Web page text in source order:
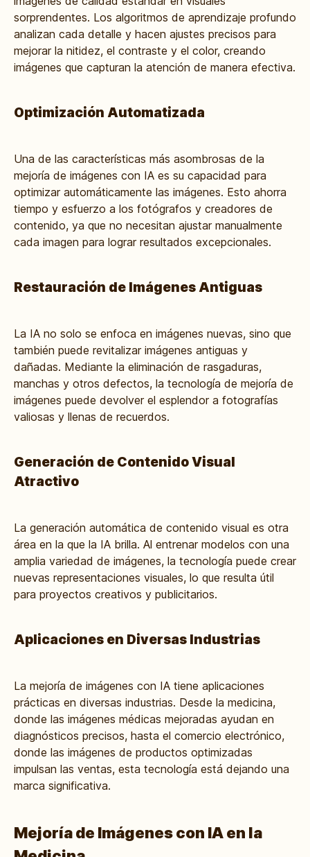
sorprendentes. Los algoritmos de aprendizaje profundo
analizan cada detalle y hacen ajustes precisos para
mejorar la nitidez, el contraste y el color, creando
imágenes que capturan la atención de manera efectiva.
Optimización Automatizada
Una de las características más asombrosas de la
mejoría de imágenes con IA es su capacidad para
optimizar automáticamente las imágenes. Esto ahorra
tiempo y esfuerzo a los fotógrafos y creadores de
contenido, ya que no necesitan ajustar manualmente
cada imagen para lograr resultados excepcionales.
Restauración de Imágenes Antiguas
La IA no solo se enfoca en imágenes nuevas, sino que
también puede revitalizar imágenes antiguas y
dañadas. Mediante la eliminación de rasgaduras,
manchas y otros defectos, la tecnología de mejoría de
imágenes puede devolver el esplendor a fotografías
valiosas y llenas de recuerdos.
Generación de Contenido Visual
Atractivo
La generación automática de contenido visual es otra
área en la que la IA brilla. Al entrenar modelos con una
amplia variedad de imágenes, la tecnología puede crear
nuevas representaciones visuales, lo que resulta útil
para proyectos creativos y publicitarios.
Aplicaciones en Diversas Industrias
La mejoría de imágenes con IA tiene aplicaciones
prácticas en diversas industrias. Desde la medicina,
donde las imágenes médicas mejoradas ayudan en
diagnósticos precisos, hasta el comercio electrónico,
donde las imágenes de productos optimizadas
impulsan las ventas, esta tecnología está dejando una
marca significativa.
Mejoría de Imágenes con IA en la